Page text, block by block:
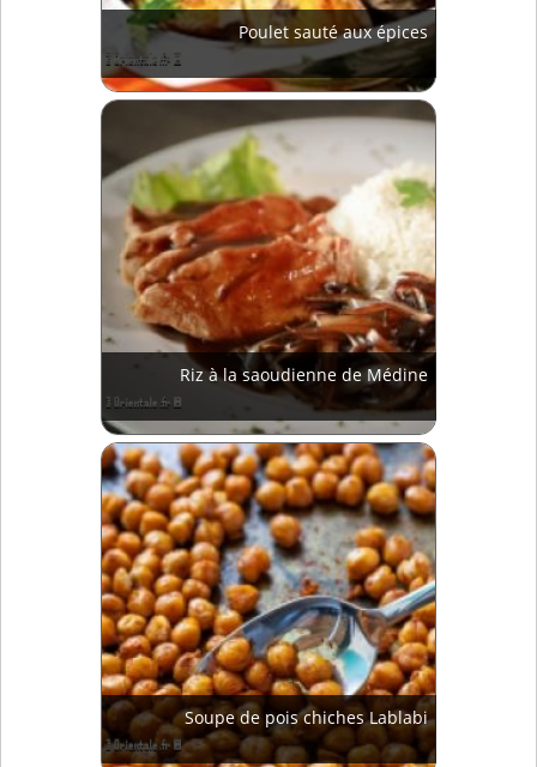
Poulet sauté aux épices
Riz à la saoudienne de Médine
Soupe de pois chiches Lablabi